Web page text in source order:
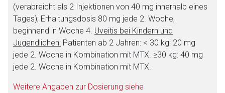
(verabreicht als 2 Injektionen von 40 mg innerhalb eines
Tages); Erhaltungsdosis 80 mg jede 2. Woche,
beginnend in Woche 4. Uveitis bei Kindern und
Jugendlichen: Patienten ab 2 Jahren: < 30 kg: 20 mg
jede 2. Woche in Kombination mit MTX. ≥30 kg: 40 mg
jede 2. Woche in Kombination mit MTX.
Weitere Angaben zur Dosierung siehe